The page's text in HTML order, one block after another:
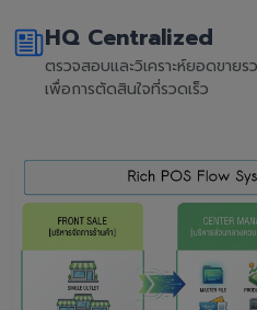
HQ Centralized
ตรวจสอบและวิเคราะห์ยอดขาย
เพื่อการตัดสินใจที่รวดเร็ว